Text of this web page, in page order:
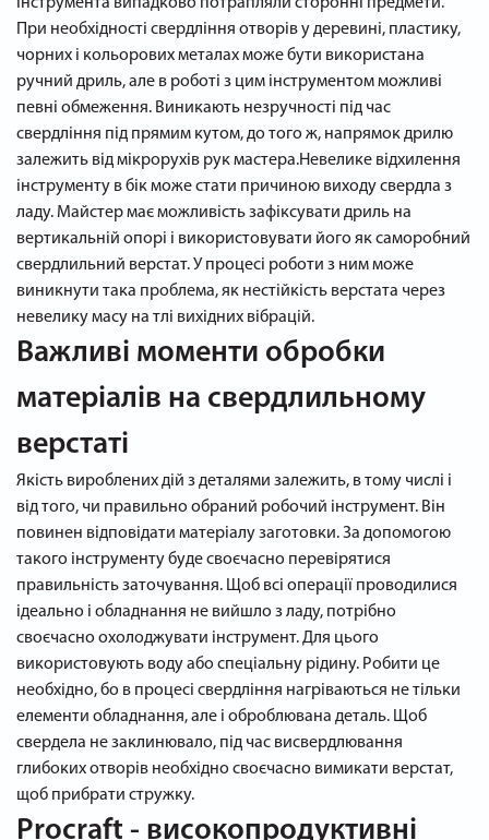
При необхідності свердління отворів у деревині, пластику,
чорних і кольорових металах може бути використана
ручний дриль, але в роботі з цим інструментом можливі
певні обмеження. Виникають незручності під час
свердління під прямим кутом, до того ж, напрямок дрилю
залежить від мікрорухів рук мастера.Невелике відхилення
інструменту в бік може стати причиною виходу свердла з
ладу. Майстер має можливість зафіксувати дриль на
вертикальній опорі і використовувати його як саморобний
свердлильний верстат. У процесі роботи з ним може
виникнути така проблема, як нестійкість верстата через
невелику масу на тлі вихідних вібрацій.
Важливі моменти обробки
матеріалів на свердлильному
верстаті
Якість вироблених дій з деталями залежить, в тому числі і
від того, чи правильно обраний робочий інструмент. Він
повинен відповідати матеріалу заготовки. За допомогою
такого інструменту буде своєчасно перевірятися
правильність заточування. Щоб всі операції проводилися
ідеально і обладнання не вийшло з ладу, потрібно
своєчасно охолоджувати інструмент. Для цього
використовують воду або спеціальну рідину. Робити це
необхідно, бо в процесі свердління нагріваються не тільки
елементи обладнання, але і оброблювана деталь. Щоб
свердела не заклинювало, під час висвердлювання
глибоких отворів необхідно своєчасно вимикати верстат,
щоб прибрати стружку.
Procraft - високопродуктивні